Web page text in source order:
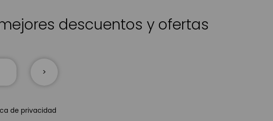
descuentos y ofertas
de privacidad